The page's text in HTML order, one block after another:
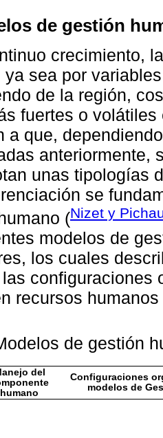
de gestión
crecimiento,
ya sea por
de la región,
fuertes o
a que,
anteriormente,
unas tipologías
se
(Nizet y
modelos de
los cuales
configuraciones
recursos
de gestión
del
humano
Configuraciones
modelos de